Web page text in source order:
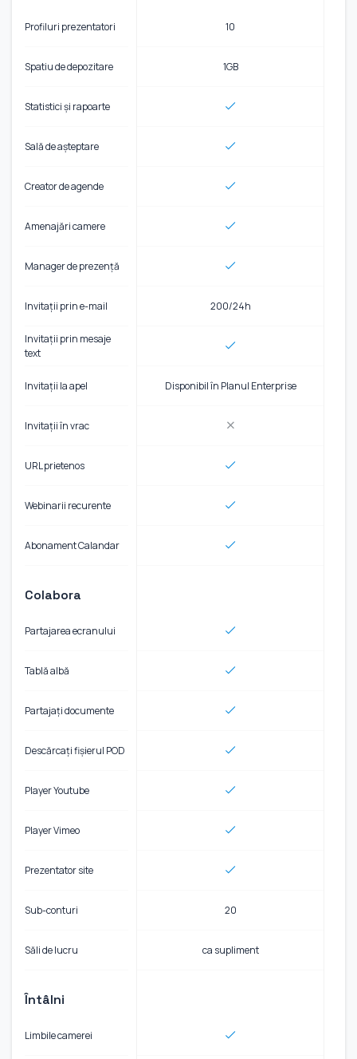
Profiluri prezentatori
Spatiu de depozitare
Statistici și rapoarte
Sală de așteptare
Creator de agende
Amenajări camere
Manager de prezență
Invitații prin e-mail
Invitații prin mesaje
text
Invitații la apel
Invitații în vrac
URL prietenos
Webinarii recurente
Abonament Calandar
Colabora
Partajarea ecranului
Tablă albă
Partajați documente
Descărcați fișierul POD
Player Youtube
Player Vimeo
Prezentator site
Sub-conturi
Săli de lucru
Întâlni
Limbile camerei
10
1GB
200/24h
Disponibil în Planul Enterprise
20
ca supliment